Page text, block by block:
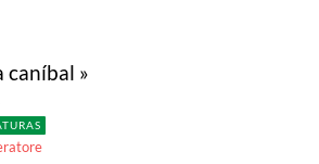
caníbal »